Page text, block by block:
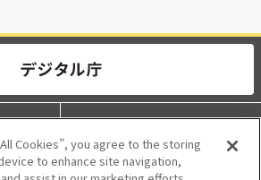
個人情報保護
アクセシビリティ
Cookies”, you agree to the storing
to enhance site navigation,